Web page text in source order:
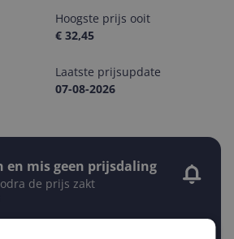
Hoogste prijs ooit
€ 32,45
Laatste prijsupdate
07-08-2026
en mis geen prijsdaling
de prijs zakt